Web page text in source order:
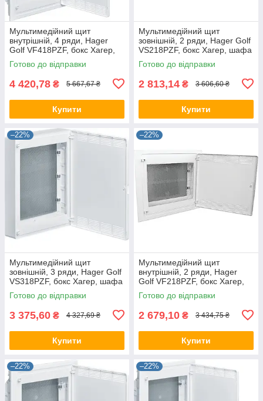
Мультимедійний щит
внутрішній, 4 ряди, Hager
Golf VF418PZF, бокс Хагер,
шафа розподільна
мультимедія
Готово до відправки
4 420,78 ₴ 5 667,67 ₴
Купити
Мультимедійний щит
зовнішній, 2 ряди, Hager Golf
VS218PZF, бокс Хагер, шафа
розподільна мультимедія
Готово до відправки
2 813,14 ₴ 3 606,60 ₴
Купити
–22%
Мультимедійний щит
зовнішній, 3 ряди, Hager Golf
VS318PZF, бокс Хагер, шафа
розподільна мультимедія
Готово до відправки
3 375,60 ₴ 4 327,69 ₴
Купити
–22%
Мультимедійний щит
внутрішній, 2 ряди, Hager
Golf VF218PZF, бокс Хагер,
шафа мультимедія (Smart
Rozetka)
Готово до відправки
2 679,10 ₴ 3 434,75 ₴
Купити
–22% –22%